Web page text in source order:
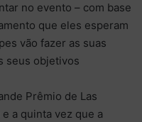
no evento – com base
que eles esperam
vão fazer as suas
seus objetivos
Prêmio de Las
a quinta vez que a